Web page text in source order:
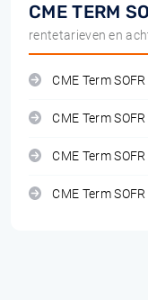
CME TERM
rentetarieven en
CME Term
CME Term
CME Term
CME Term